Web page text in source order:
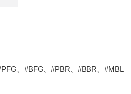
、#BFG、#PBR、#BBR、#MBL